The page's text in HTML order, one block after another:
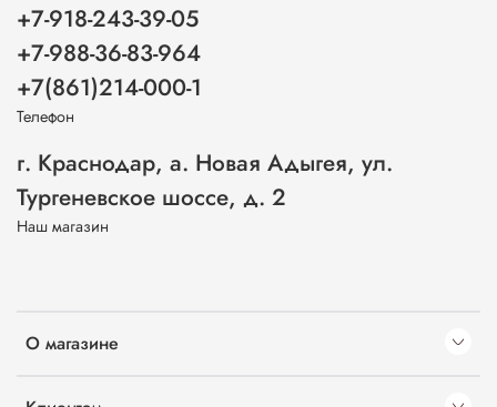
О магазине
+7-918-243-39-05
+7-988-36-83-964
+7(861)214-000-1
Телефон
г. Краснодар, а. Новая Адыгея, ул.
Тургеневское шоссе, д. 2
Наш магазин